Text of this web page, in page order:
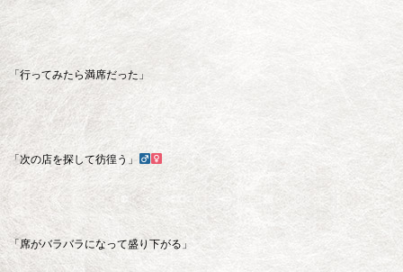
「行ってみたら満席だった」
「次の店を探して彷徨う」‍
「席がバラバラになって盛り下がる」